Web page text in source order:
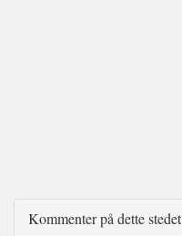
Kommenter på dette stedet